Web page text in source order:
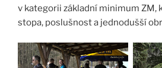
v kategorii základní minimum ZM,
stopa, poslušnost a jednodušší